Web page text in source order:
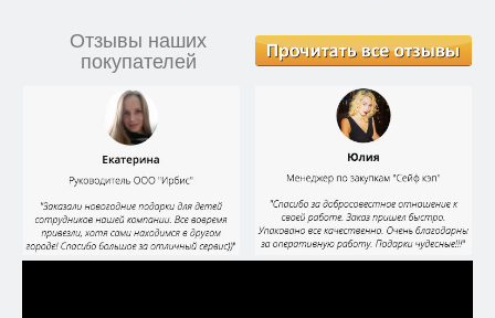
Отзывы наших
покупателей